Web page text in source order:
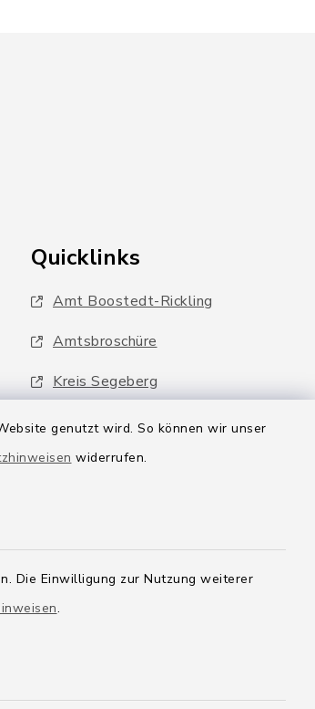
genutzt wird. So können wir unser
widerrufen.
Die Einwilligung zur Nutzung weiterer
.
Quicklinks
Amt Boostedt-Rickling
Amtsbroschüre
Kreis Segeberg
Wege-Zweckverband